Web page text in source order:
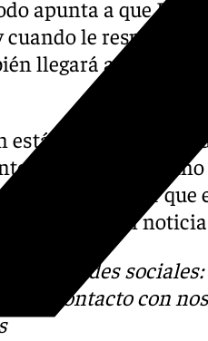
apunta a que
cuando le respeten
llegará a la cifra
está cerca, pues
el mediapunta
Se podría decir
y es una gran
en las redes sociales:
en contacto con